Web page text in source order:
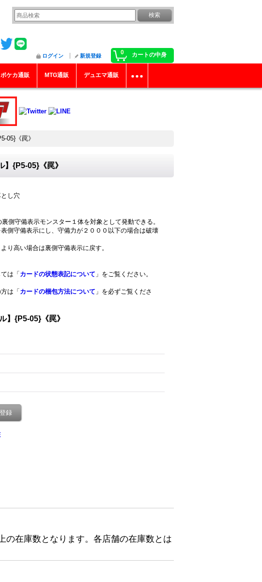
0 カートの中身
ログイン 新規登録
ポケカ通販 MTG通販 デュエマ通販
05}《罠》
】{P5-05}《罠》
し穴
側守備表示モンスター１体を対象として発動できる。
側守備表示にし、守備力が２０００以下の場合は破壊
り高い場合は裏側守備表示に戻す。
は「 カードの状態表記について 」をご覧ください。
は「 カードの梱包方法について 」を必ずご覧くださ
】{P5-05}《罠》
録
の在庫数となります。各店舗の在庫数とは